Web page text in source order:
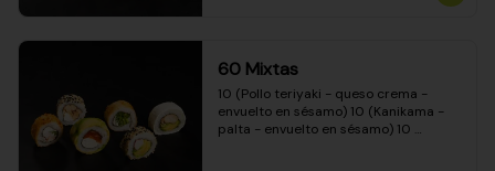
(Pimentón - queso crema - cebollín -
envuelto en masa tempura)
60 Mixtas
10 (Pollo teriyaki - queso crema -
envuelto en sésamo) 10 (Kanikama -
palta - envuelto en sésamo) 10